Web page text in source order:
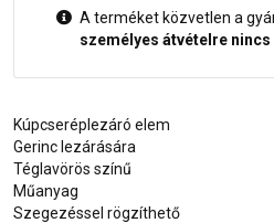
A terméket közvetlen a
személyes átvételre nincs
Kúpcseréplezáró elem
Gerinc lezárására
Téglavörös színű
Műanyag
Szegezéssel rögzíthető